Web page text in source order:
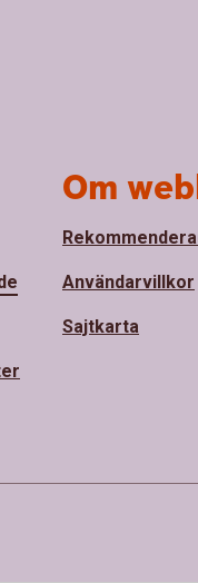
Om
Användarvillkor
Sajtkarta